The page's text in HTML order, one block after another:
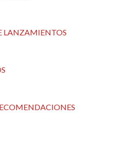
LANZAMIENTOS